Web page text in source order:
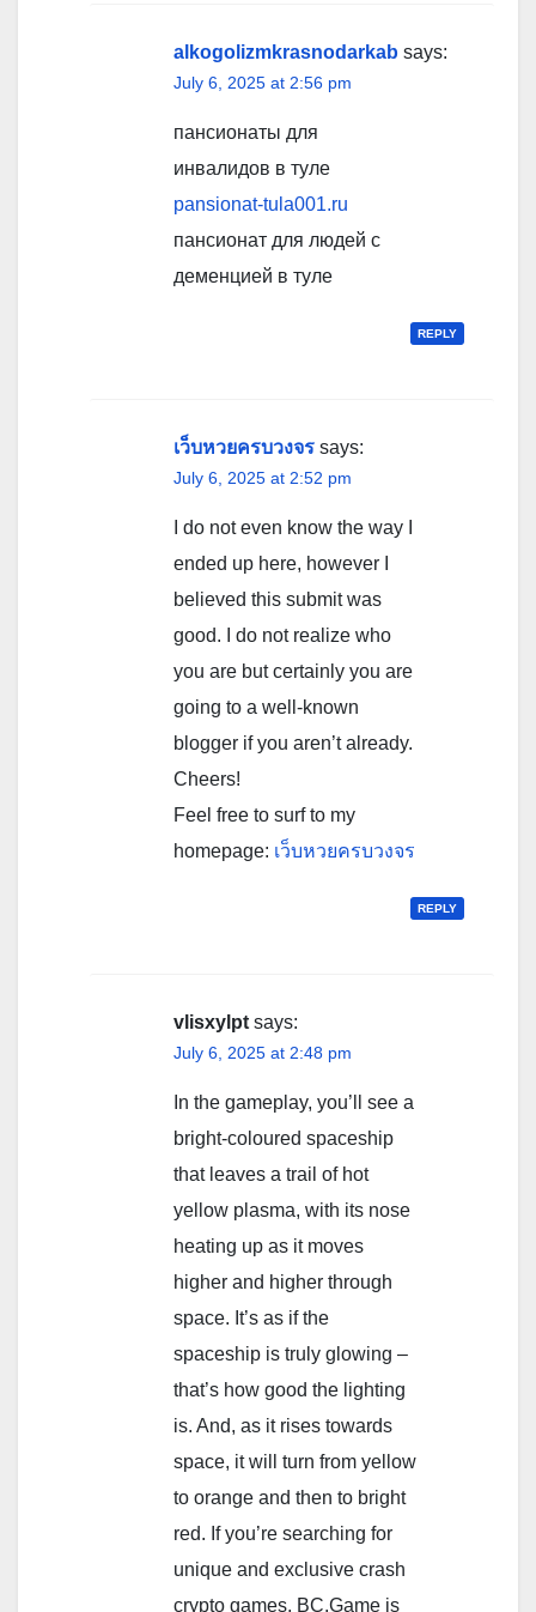
alkogolizmkrasnodarkab says:
July 6, 2025 at 2:56 pm
пансионаты для
инвалидов в туле
pansionat-tula001.ru
пансионат для людей с
деменцией в туле
REPLY
เว็บหวยครบวงจร says:
July 6, 2025 at 2:52 pm
I do not even know the way I
ended up here, however I
believed this submit was
good. I do not realize who
you are but certainly you are
going to a well-known
blogger if you aren’t already.
Cheers!
Feel free to surf to my
homepage: เว็บหวยครบวงจร
REPLY
vlisxylpt says:
July 6, 2025 at 2:48 pm
In the gameplay, you’ll see a
bright-coloured spaceship
that leaves a trail of hot
yellow plasma, with its nose
heating up as it moves
higher and higher through
space. It’s as if the
spaceship is truly glowing –
that’s how good the lighting
is. And, as it rises towards
space, it will turn from yellow
to orange and then to bright
red. If you’re searching for
unique and exclusive crash
crypto games, BC.Game is